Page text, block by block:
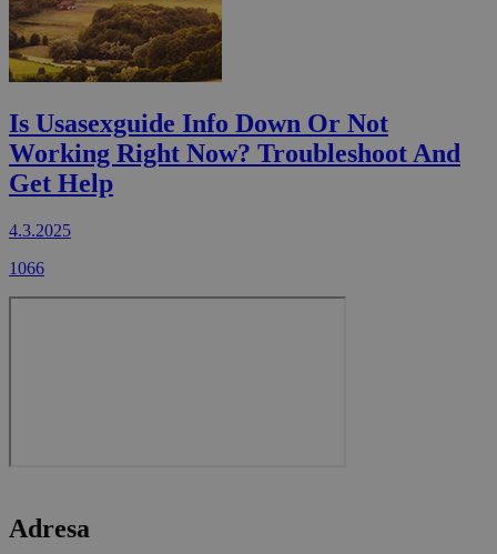
Is Usasexguide Info Down Or Not
Working Right Now? Troubleshoot And
Get Help
4.3.2025
1066
Adresa